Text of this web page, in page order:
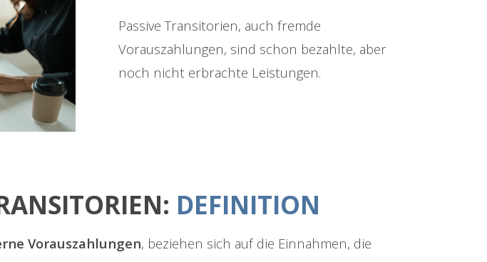
Passive Transitorien, auch fremde
Vorauszahlungen, sind schon bezahlte, aber
noch nicht erbrachte Leistungen.
DEFINITION
Vorauszahlungen, beziehen sich auf die Einnahmen, die